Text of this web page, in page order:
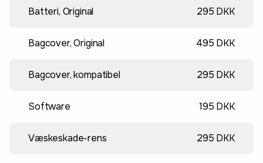
Batteri, Original 295 DKK
Bagcover, Original 495 DKK
Bagcover, kompatibel 295 DKK
Software 195 DKK
Væskeskade-rens 295 DKK